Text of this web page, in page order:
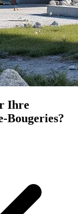
Ihre
Bougeries?